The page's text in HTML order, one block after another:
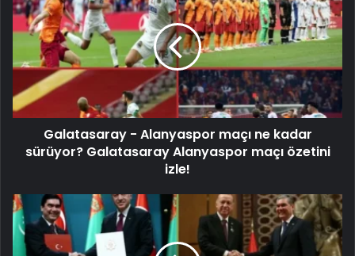
Galatasaray - Alanyaspor maçı ne kadar
sürüyor? Galatasaray Alanyaspor maçı özetini
izle!